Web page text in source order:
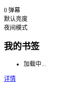
0 弹幕
默认亮度
夜间模式
我的书签
加载中...
详情